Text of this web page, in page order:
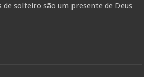
de solteiro são um presente de Deus